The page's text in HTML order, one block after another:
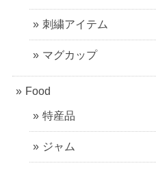
刺繍アイテム
マグカップ
Food
特産品
ジャム